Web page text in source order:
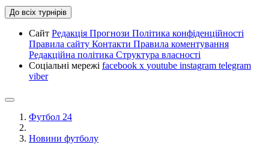
До всіх турнірів
Сайт Редакція Прогнози Політика конфіденційності
Правила сайту Контакти Правила коментування
Редакційна політика Структура власності
Соціальні мережі facebook x youtube instagram telegram
viber
Футбол 24
Новини футболу